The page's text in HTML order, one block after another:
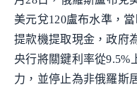
美元兌120盧布水準，
提款機提取現金，政府
央行將關鍵利率從9.5%
力，並停止為非俄羅斯